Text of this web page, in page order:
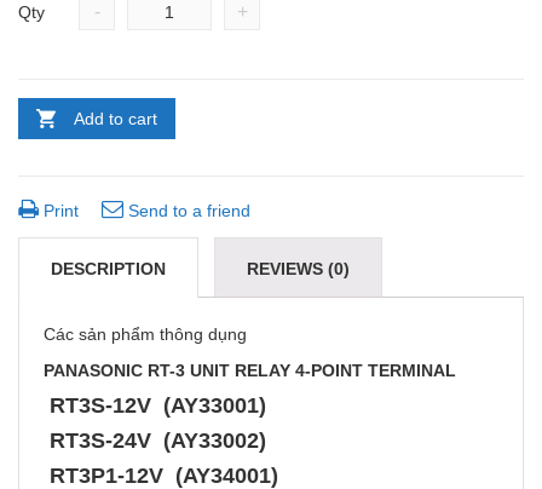
Qty - +
Add to cart
Print Send to a friend
DESCRIPTION REVIEWS (0)
Các sản phẩm thông dụng
PANASONIC RT-3 UNIT RELAY 4-POINT TERMINAL
RT3S-12V (AY33001)
RT3S-24V (AY33002)
RT3P1-12V (AY34001)